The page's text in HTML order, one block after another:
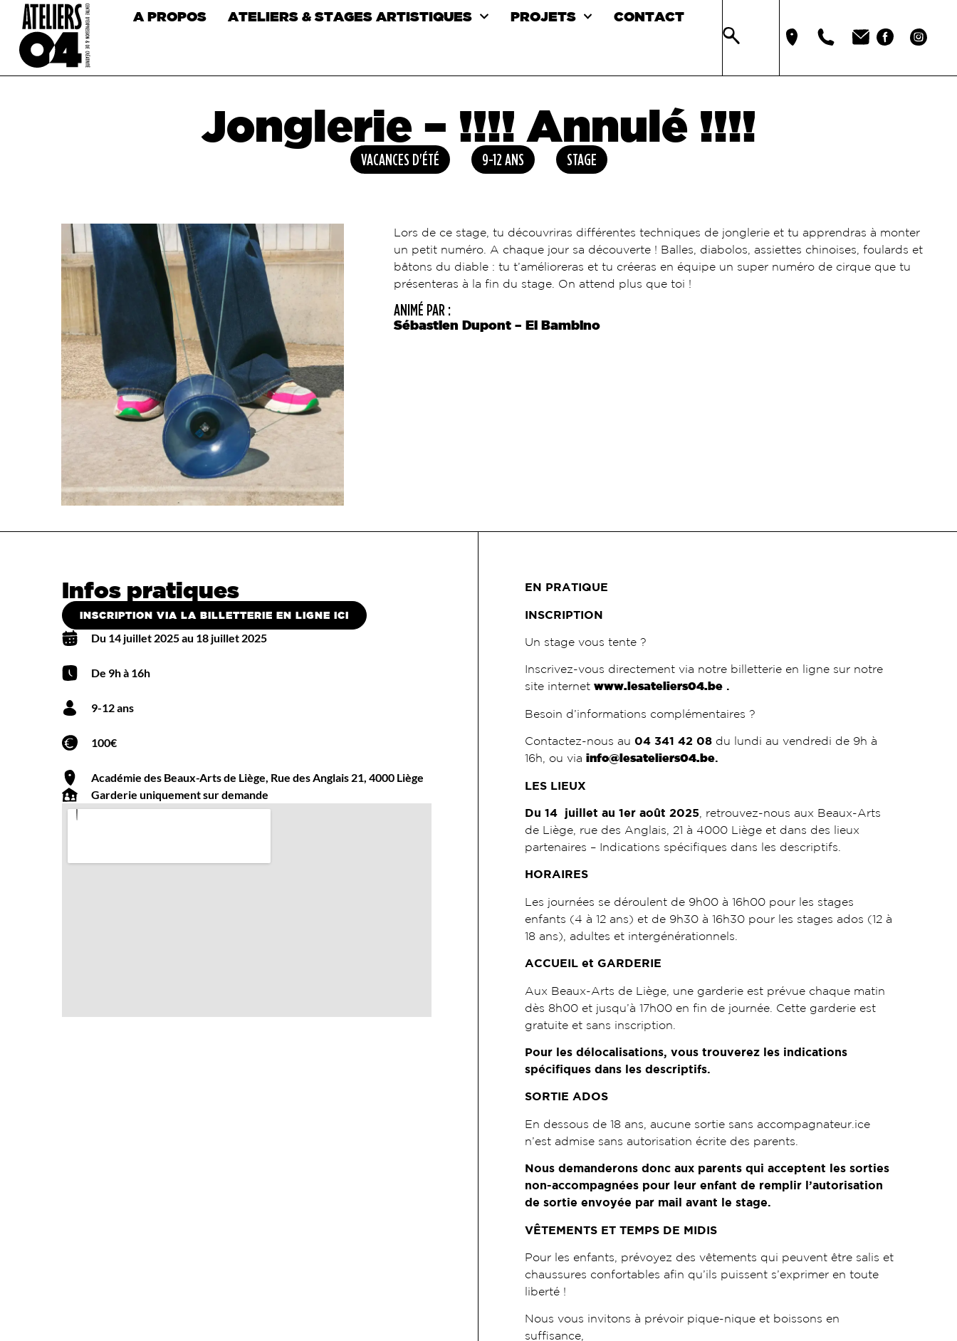
A PROPOS ATELIERS & STAGES ARTISTIQUES PROJETS CONTACT
Jonglerie – !!!! Annulé !!!!
VACANCES D'ÉTÉ 9-12 ANS STAGE
Lors de ce stage, tu découvriras différentes techniques de jonglerie et tu apprendras à monter
un petit numéro. A chaque jour sa découverte ! Balles, diabolos, assiettes chinoises, foulards et
bâtons du diable : tu t’amélioreras et tu créeras en équipe un super numéro de cirque que tu
présenteras à la fin du stage. On attend plus que toi !
ANIMÉ PAR :
Sébastien Dupont – El Bambino
Infos pratiques
INSCRIPTION VIA LA BILLETTERIE EN LIGNE ICI
Du 14 juillet 2025 au 18 juillet 2025
De 9h à 16h
9-12 ans
100€
Académie des Beaux-Arts de Liège, Rue des Anglais 21, 4000 Liège
Garderie uniquement sur demande
EN PRATIQUE
INSCRIPTION
Un stage vous tente ?
Inscrivez-vous directement via notre billetterie en ligne sur notre
site internet www.lesateliers04.be .
Besoin d’informations complémentaires ?
Contactez-nous au 04 341 42 08 du lundi au vendredi de 9h à
16h, ou via info@lesateliers04.be.
LES LIEUX
Du 14 juillet au 1er août 2025 , retrouvez-nous aux Beaux-Arts
de Liège, rue des Anglais, 21 à 4000 Liège et dans des lieux
partenaires – Indications spécifiques dans les descriptifs.
HORAIRES
Les journées se déroulent de 9h00 à 16h00 pour les stages
enfants (4 à 12 ans) et de 9h30 à 16h30 pour les stages ados (12 à
18 ans), adultes et intergénérationnels.
ACCUEIL et GARDERIE
Aux Beaux-Arts de Liège, une garderie est prévue chaque matin
dès 8h00 et jusqu’à 17h00 en fin de journée. Cette garderie est
gratuite et sans inscription.
Pour les délocalisations, vous trouverez les indications
spécifiques dans les descriptifs.
SORTIE ADOS
En dessous de 18 ans, aucune sortie sans accompagnateur.ice
n’est admise sans autorisation écrite des parents.
Nous demanderons donc aux parents qui acceptent les sorties
non-accompagnées pour leur enfant de remplir l’autorisation
de sortie envoyée par mail avant le stage.
VÊTEMENTS ET TEMPS DE MIDIS
Pour les enfants, prévoyez des vêtements qui peuvent être salis et
chaussures confortables afin qu’ils puissent s’exprimer en toute
liberté !
Nous vous invitons à prévoir pique-nique et boissons en
suffisance,